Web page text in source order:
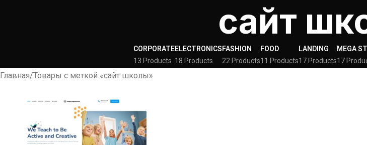
сайт
CORPORATE
13 Products
ELECTRONICS
18 Products
FASHION
22 Products
FOOD
11 Products
LANDING
17 Products
MEGA
17
Главная Товары с меткой «сайт школы»